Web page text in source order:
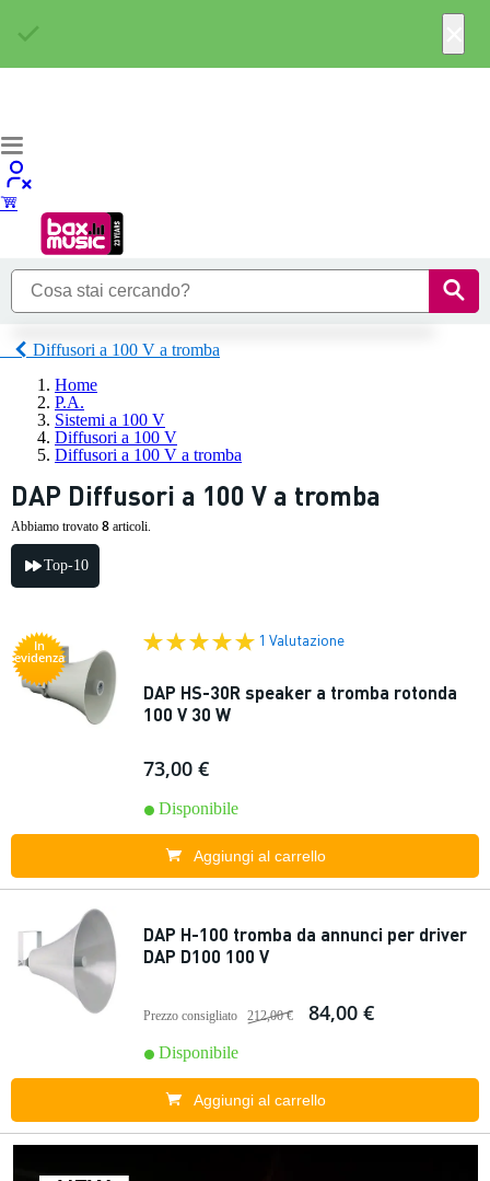
Diffusori a 100 V a tromba
Home
P.A.
Sistemi a 100 V
Diffusori a 100 V
Diffusori a 100 V a tromba
DAP Diffusori a 100 V a tromba
Abbiamo trovato 8 articoli.
Top-10
In
evidenza
1 Valutazione
DAP HS-30R speaker a tromba rotonda
100 V 30 W
73,00 €
Disponibile
Aggiungi al carrello
DAP H-100 tromba da annunci per driver
DAP D100 100 V
Prezzo consigliato 212,00 € 84,00 €
Disponibile
Aggiungi al carrello